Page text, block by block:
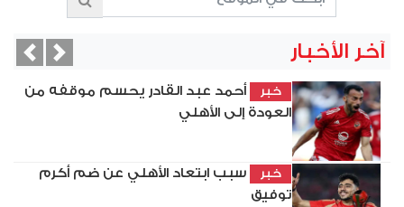
آخر الأخبار
خبر
أحمد عبد القادر يحسم موقفه من
العودة إلى الأهلي
خبر
سبب ابتعاد الأهلي عن ضم أكرم
توفيق
Next